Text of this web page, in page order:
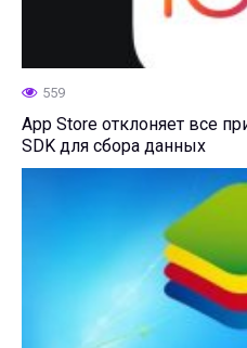
559
App Store отклоняет все
SDK для сбора данных